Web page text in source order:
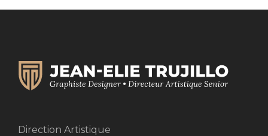
Direction Artistique